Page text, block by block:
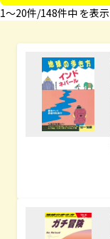
1〜20件/148件中 を表示